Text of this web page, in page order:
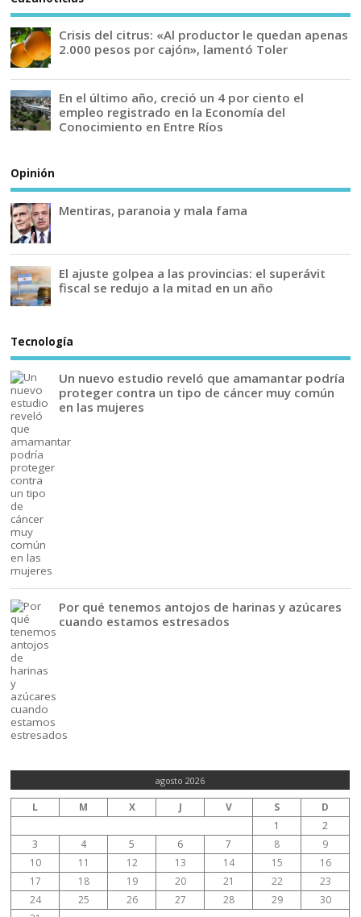
Crisis del citrus: «Al productor le quedan apenas
2.000 pesos por cajón», lamentó Toler
En el último año, creció un 4 por ciento el
empleo registrado en la Economía del
Conocimiento en Entre Ríos
Opinión
Mentiras, paranoia y mala fama
El ajuste golpea a las provincias: el superávit
fiscal se redujo a la mitad en un año
Tecnología
Un nuevo estudio reveló que amamantar podría
proteger contra un tipo de cáncer muy común
en las mujeres
Por qué tenemos antojos de harinas y azúcares
cuando estamos estresados
agosto 2026
L M X J V S
D
1
2
3
4 5 6 7 8
9
10
11 12 13 14 15
16
17
18 19 20 21 22
23
24
25 26 27 28 29
30